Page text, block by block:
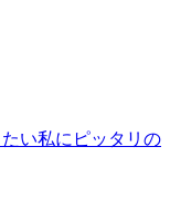
い私にピッタリの